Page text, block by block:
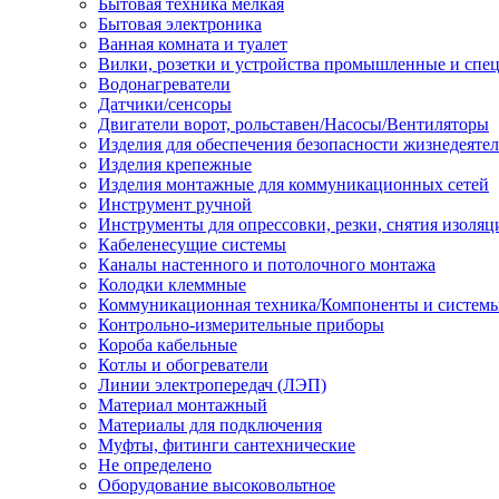
Бытовая техника мелкая
Бытовая электроника
Ванная комната и туалет
Вилки, розетки и устройства промышленные и
Водонагреватели
Датчики/сенсоры
Двигатели ворот, рольставен/Насосы/Вентиляторы
Изделия для обеспечения безопасности
Изделия крепежные
Изделия монтажные для коммуникационных сетей
Инструмент ручной
Инструменты для опрессовки, резки, снятия
Кабеленесущие системы
Каналы настенного и потолочного монтажа
Колодки клеммные
Коммуникационная техника/Компоненты и
Контрольно-измерительные приборы
Короба кабельные
Котлы и обогреватели
Линии электропередач (ЛЭП)
Материал монтажный
Материалы для подключения
Муфты, фитинги сантехнические
Не определено
Оборудование высоковольтное